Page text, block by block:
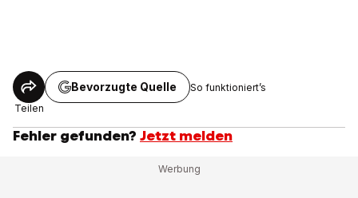
Teilen
Bevorzugte Quelle So funktioniert’s
Fehler gefunden? Jetzt melden